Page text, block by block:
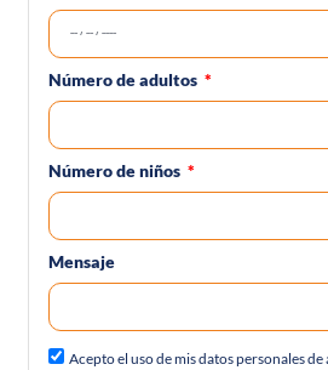
Número de adultos
Número de niños
Mensaje
Acepto el uso de mis datos personales de